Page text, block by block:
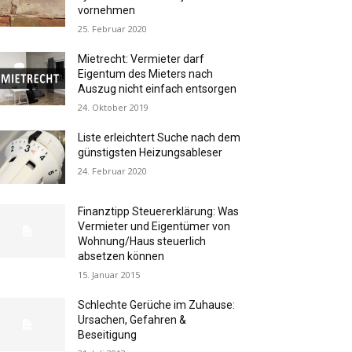
vornehmen
25. Februar 2020
Mietrecht: Vermieter darf
Eigentum des Mieters nach
Auszug nicht einfach entsorgen
24. Oktober 2019
Liste erleichtert Suche nach dem
günstigsten Heizungsableser
24. Februar 2020
Finanztipp Steuererklärung: Was
Vermieter und Eigentümer von
Wohnung/Haus steuerlich
absetzen können
15. Januar 2015
Schlechte Gerüche im Zuhause:
Ursachen, Gefahren &
Beseitigung